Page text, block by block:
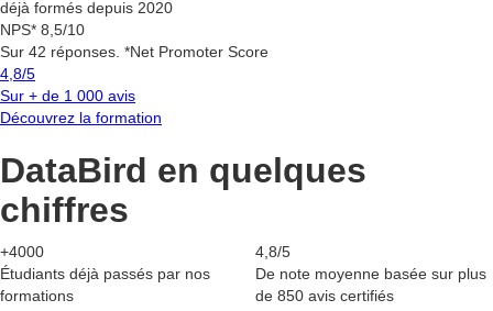
déjà formés depuis 2020
NPS* 8,5/10
Sur 42 réponses. *Net Promoter Score
4,8/5
Sur + de 1 000 avis
Découvrez la formation
DataBird en quelques
chiffres
+4000
Étudiants déjà passés par nos
formations
4,8/5
De note moyenne basée sur plus
de 850 avis certifiés